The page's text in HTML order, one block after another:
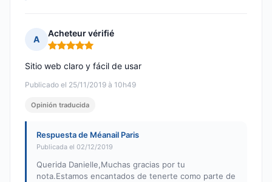
A
Acheteur vérifié
Nota: 5 de 5
Publicado el 25/11/2019 à 10h49
Sitio web claro y fácil de usar
Opinión traducida
Respuesta de Méanail Paris
Publicada el 02/12/2019
Querida Danielle,Muchas gracias por tu
nota.Estamos encantados de tenerte como parte de